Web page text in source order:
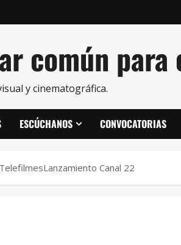
común
y cinematográfica.
ESCÚCHANOS CONVOCATORIAS
TelefilmesLanzamiento Canal 22